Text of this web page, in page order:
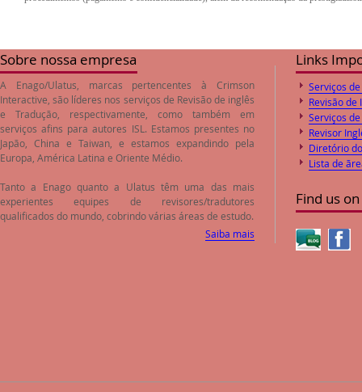
preços de revisão e correção são compatíveis com o valores de mercado.
Sobre nossa empresa
A Enago/Ulatus, marcas pertencentes à Crimson
Interactive, são líderes nos serviços de Revisão de inglês
e Tradução, respectivamente, como também em
serviços afins para autores ISL. Estamos presentes no
Japão, China e Taiwan, e estamos expandindo pela
Europa, América Latina e Oriente Médio.
Tanto a Enago quanto a Ulatus têm uma das mais
experientes equipes de revisores/tradutores
qualificados do mundo, cobrindo várias áreas de estudo.
Saiba mais
Links
Serviços
Revisão de
Serviços
Revisor
Diretório
Lista de
Find us on